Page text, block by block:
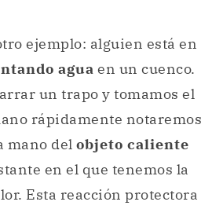
ejemplo: alguien está en
agua en un cuenco.
un trapo y tomamos el
rápidamente notaremos
mano del objeto caliente
en el que tenemos la
Esta reacción protectora